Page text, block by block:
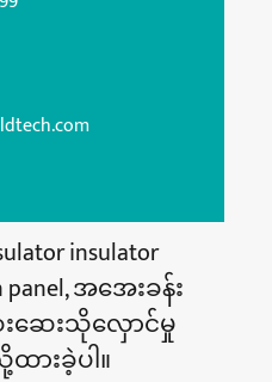
insulator
panel, အအေးခန်း
ဆေးသိုလှောင်မှု
းခဲ့ပါ။